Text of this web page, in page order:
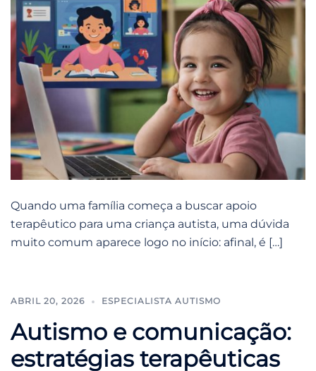
Quando uma família começa a buscar apoio
terapêutico para uma criança autista, uma dúvida
muito comum aparece logo no início: afinal, é […]
ABRIL 20, 2026 ESPECIALISTA AUTISMO
Autismo e comunicação:
estratégias terapêuticas